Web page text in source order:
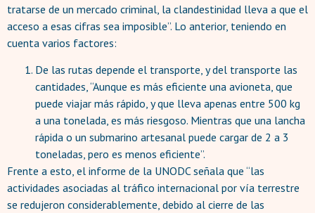
tratarse de un mercado criminal, la clandestinidad lleva a que el
acceso a esas cifras sea imposible”. Lo anterior, teniendo en
cuenta varios factores:
De las rutas depende el transporte, y del transporte las
cantidades, “Aunque es más eficiente una avioneta, que
puede viajar más rápido, y que lleva apenas entre 500 kg
a una tonelada, es más riesgoso. Mientras que una lancha
rápida o un submarino artesanal puede cargar de 2 a 3
toneladas, pero es menos eficiente”.
Frente a esto, el informe de la UNODC señala que “las
actividades asociadas al tráfico internacional por vía terrestre
se redujeron considerablemente, debido al cierre de las